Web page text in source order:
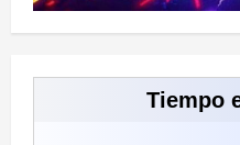
Tiempo